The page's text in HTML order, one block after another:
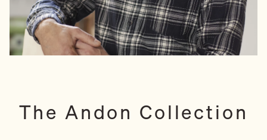
The Andon Collection